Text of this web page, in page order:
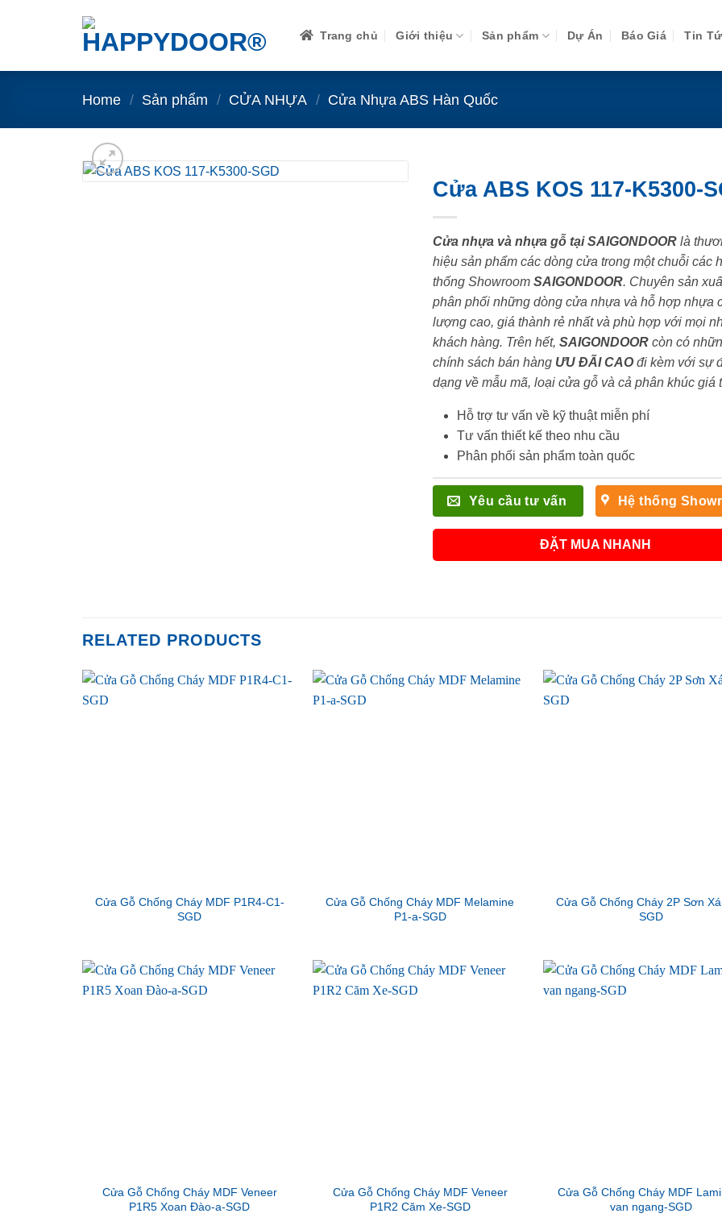
Trang chủ Giới thiệu Sản phẩm Dự Án Báo Giá Tin
Home / Sản phẩm / CỬA NHỰA / Cửa Nhựa ABS Hàn Quốc
Cửa ABS KOS 117-K5300-
Cửa nhựa và nhựa gỗ tại SAIGONDOORlà
hiệu sản phẩm các dòng cửa trong một chuỗi các
thống Showroom SAIGONDOOR. Chuyên sản
phân phối những dòng cửa nhựa và hỗ hợp nhựa
lượng cao, giá thành rẻ nhất và phù hợp với mọi
khách hàng. Trên hết, SAIGONDOORcòn có
chính sách bán hàng ƯU ĐÃI CAOđi kèm với sự
dạng về mẫu mã, loại cửa gỗ và cả phân khúc giá
Hỗ trợ tư vấn về kỹ thuật miễn phí
Tư vấn thiết kế theo nhu cầu
Phân phối sản phẩm toàn quốc
Yêu cầu tư vấn Hệ thống
ĐẶT MUA NHANH
RELATED PRODUCTS
Cửa Gỗ Chống Cháy MDF P1R4-C1-
SGD
Cửa Gỗ Chống Cháy MDF Melamine
P1-a-SGD
Cửa Gỗ Chống Cháy 2P Sơn
SGD
Cửa Gỗ Chống Cháy MDF Veneer
P1R5 Xoan Đào-a-SGD
Cửa Gỗ Chống Cháy MDF Veneer
P1R2 Căm Xe-SGD
Cửa Gỗ Chống Cháy MDF
van ngang-SGD